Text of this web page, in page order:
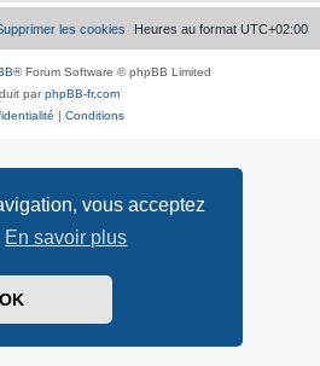
vous acceptez
En savoir plus
OK
Heures au format UTC+02:00
les cookies
® Forum Software © phpBB Limited
parphpBB-fr.com
| Conditions